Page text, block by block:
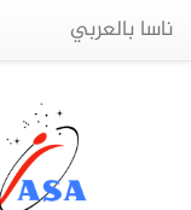
ناسا بالعربي